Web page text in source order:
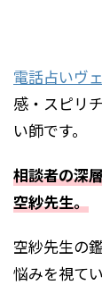
電話占いヴ
感・スピリ
い師です。
相談者の深
空紗先生。
空紗先生の
悩みを視て